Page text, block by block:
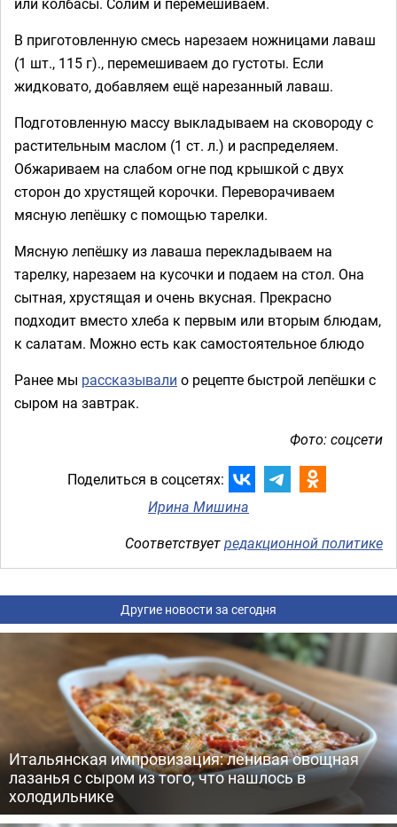
В приготовленную смесь нарезаем ножницами лаваш
(1 шт., 115 г)., перемешиваем до густоты. Если
жидковато, добавляем ещё нарезанный лаваш.
Подготовленную массу выкладываем на сковороду с
растительным маслом (1 ст. л.) и распределяем.
Обжариваем на слабом огне под крышкой с двух
сторон до хрустящей корочки. Переворачиваем
мясную лепёшку с помощью тарелки.
Мясную лепёшку из лаваша перекладываем на
тарелку, нарезаем на кусочки и подаем на стол. Она
сытная, хрустящая и очень вкусная. Прекрасно
подходит вместо хлеба к первым или вторым блюдам,
к салатам. Можно есть как самостоятельное блюдо
Ранее мы рассказывали о рецепте быстрой лепёшки с
сыром на завтрак.
Фото: соцсети
Поделиться в соцсетях:
Ирина Мишина
Соответствуетредакционной политике
Другие новости за сегодня
Итальянская импровизация: ленивая овощная
лазанья с сыром из того, что нашлось в
холодильнике